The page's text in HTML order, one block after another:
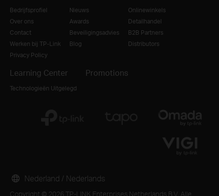
Bedrijfsprofiel
Over ons
Contact
Werken bij TP-Link
Privacy Policy
Nieuws
Awards
Beveiligingsadvies
Blog
Onlinewinkels
Detailhandel
B2B Partners
Distributors
Learning Center
Technologieën Uitgelegd
Promotions
Copyright © 2026 TP-LINK Enterprises Netherlands B.V. Alle
Nederland / Nederlands